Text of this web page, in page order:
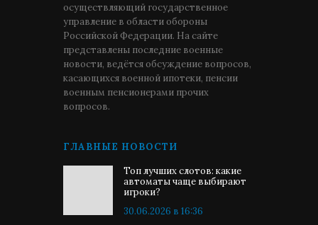
осуществляющий государственное
управление в области обороны
Российской Федерации. На сайте
представлены последние военные
новости, ведётся обсуждение вопросов,
касающихся военной ипотеки, пенсии
военным пенсионерами прочих
вопросов.
ГЛАВНЫЕ НОВОСТИ
Топ лучших слотов: какие
автоматы чаще выбирают
игроки?
30.06.2026 в 16:36